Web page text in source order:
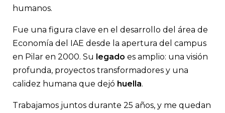
humanos.
Fue una figura clave en el desarrollo del área de
Economía del IAE desde la apertura del campus
en Pilar en 2000. Su legado es amplio: una visión
profunda, proyectos transformadores y una
calidez humana que dejó huella.
Trabajamos juntos durante 25 años, y me quedan